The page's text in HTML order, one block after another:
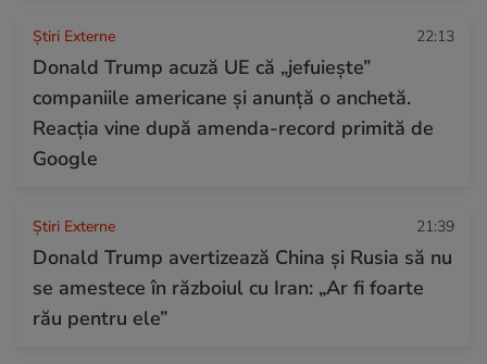
Știri Externe 22:13
Donald Trump acuză UE că „jefuiește”
companiile americane și anunță o anchetă.
Reacția vine după amenda-record primită de
Google
Știri Externe 21:39
Donald Trump avertizează China și Rusia să nu
se amestece în războiul cu Iran: „Ar fi foarte
rău pentru ele”